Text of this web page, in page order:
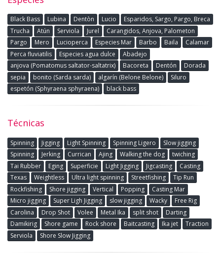
Black Bass Lubina Dentòn Lucio
Esparidos, Sargo, Pargo, Breca
Trucha
Atún Serviola Jurel
Carangidos, Anjova, Palometon
Pargo
Mero Lucioperca Especies Mar Barbo Baila
Calamar
Perca fluviatilis
Especies agua dulce
Abadejo
anjova (Pomatomus saltator-saltatrix)
Bacoreta Dentón
Dorada
sepia
bonito (Sarda sarda) algarín (Belone Belone)
Siluro
espetón (Sphyraena sphyraena)
black bass
Técnicas
Spinning Jigging Light Spinning Spinning Ligero
Slow jigging
Spinning
Jerking Currican Ajing Walking the dog
twiching
Tai Rubber
Eging Superficie Light Jigging Jigcasting
Casting
Texas
Weightless Ultra light spinning Streetfishing
Tip Run
Rockfishing
Shore jigging Vertical Popping
Casting Mar
Micro jigging
Super Ligh Jigging slow jigging Wacky
Free Rig
Carolina
Drop Shot Volee Metal Ika split shot
Darting
Damikirig
Shore game Rock shore Baitcasting Ika jet
Traction
Serviola
Shore Slow Jigging